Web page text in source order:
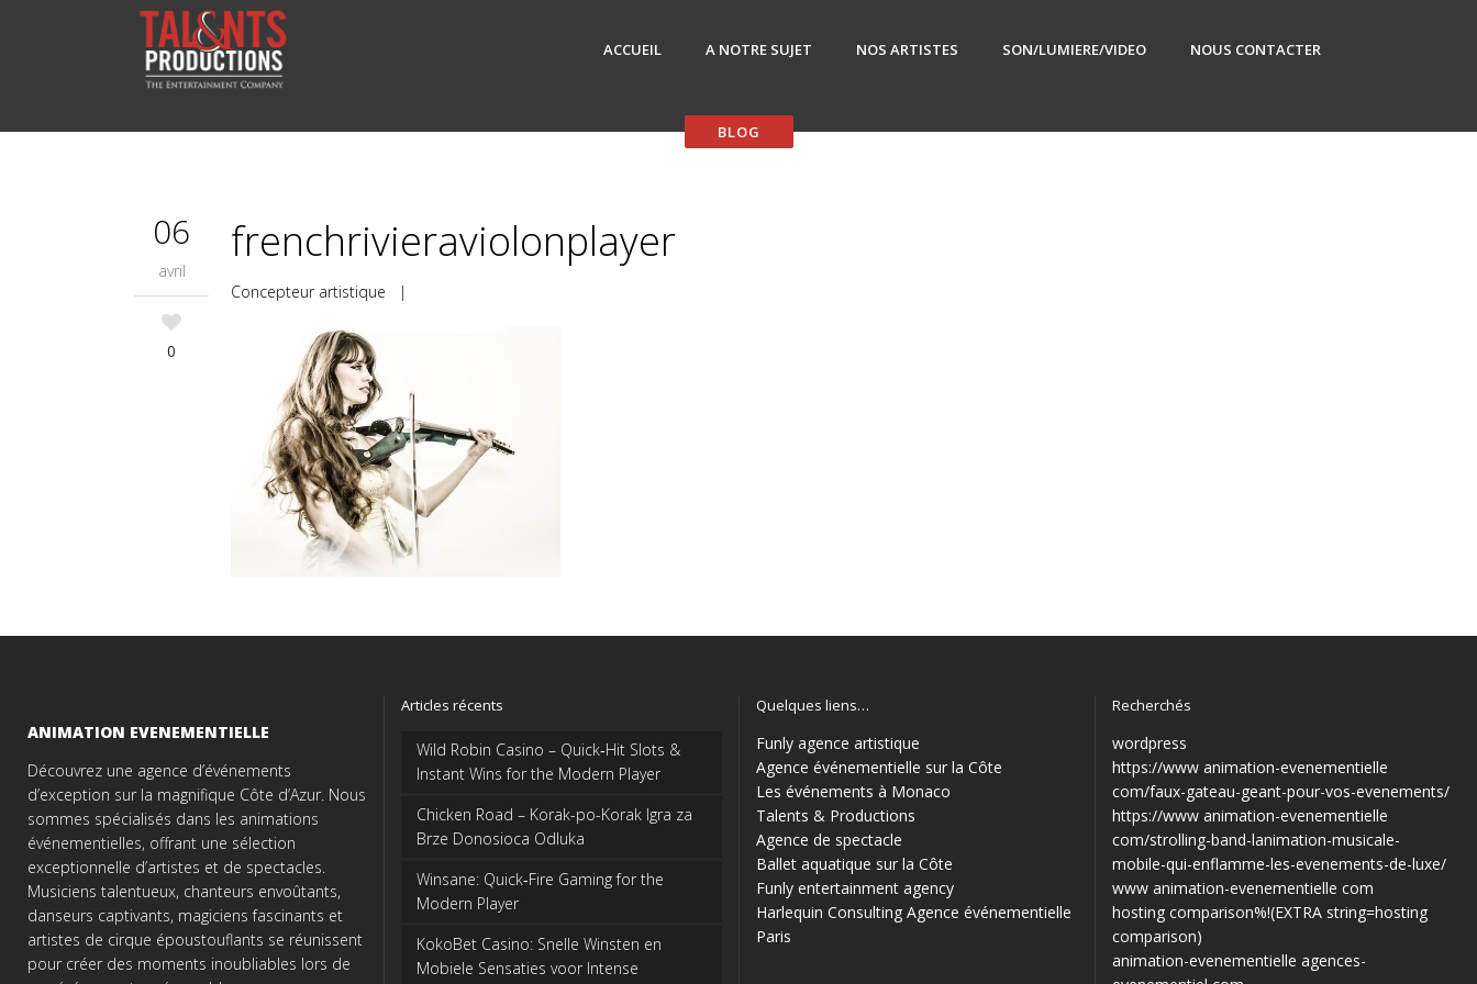
ACCUEIL A NOTRE SUJET NOS ARTISTES SON/LUMIERE/VIDEO NOUS CONTACTER
06
avril
0
frenchrivieraviolonplayer
Concepteur artistique |
ANIMATION EVENEMENTIELLE
Découvrez une agence d’événements
d’exception sur la magnifique Côte d’Azur. Nous
sommes spécialisés dans les animations
événementielles, offrant une sélection
exceptionnelle d’artistes et de spectacles.
Musiciens talentueux, chanteurs envoûtants,
danseurs captivants, magiciens fascinants et
artistes de cirque époustouflants se réunissent
pour créer des moments inoubliables lors de
Articles récents
Wild Robin Casino – Quick‑Hit Slots &
Instant Wins for the Modern Player
Chicken Road – Korak-po-Korak Igra za
Brze Donosioca Odluka
Winsane: Quick‑Fire Gaming for the
Modern Player
KokoBet Casino: Snelle Winsten en
Mobiele Sensaties voor Intense
Quelques liens…
Funly agence artistique
Agence événementielle sur la Côte
Les événements à Monaco
Talents & Productions
Agence de spectacle
Ballet aquatique sur la Côte
Funly entertainment agency
Harlequin Consulting Agence événementielle
Paris
Recherchés
wordpress
https://www animation-evenementielle
com/faux-gateau-geant-pour-vos-evenements/
https://www animation-evenementielle
com/strolling-band-lanimation-musicale-
mobile-qui-enflamme-les-evenements-de-luxe/
www animation-evenementielle com
hosting comparison%!(EXTRA string=hosting
comparison)
animation-evenementielle agences-